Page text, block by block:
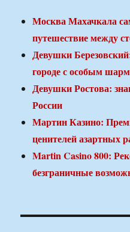
Москва Махачкала
путешествие между
Девушки
городе с особым
Девушки Ростова:
России
Мартин Казино:
ценителей азартных
Martin Casino 800:
безграничные